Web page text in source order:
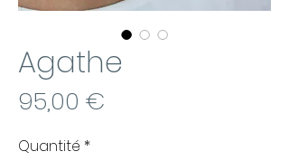
Agathe
95,00 €
Quantité *